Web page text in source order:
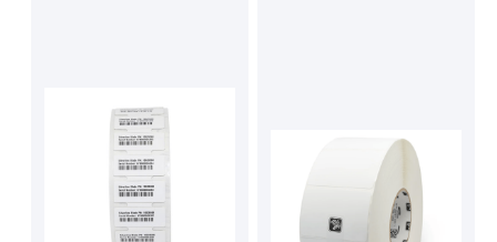
Etiqueta Silverline
Blade II + Global
Silverline Blade II +
Etiqueta de
trasferencia
térmica PolyPro
4000T High-Tack